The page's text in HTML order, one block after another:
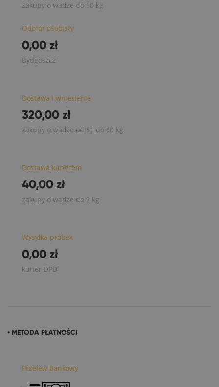
zakupy o wadze do 50 kg
Odbiór osobisty
0,00 zł
Bydgoszcz
Dostawa i wniesienie
320,00 zł
zakupy o wadze od 51 do 90 kg
Dostawa kurierem
40,00 zł
zakupy o wadze do 2 kg
Wysyłka próbek
0,00 zł
kurier DPD
• METODA PŁATNOŚCI
Przelew bankowy